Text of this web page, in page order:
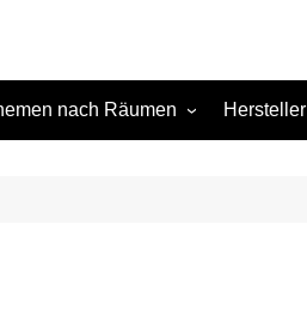
nach Räumen Hersteller